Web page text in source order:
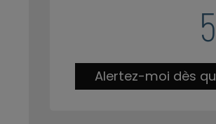
Alertez-moi dès